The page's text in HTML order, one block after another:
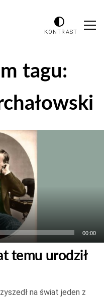
KONTRAST
tagu:
00:00
temu urodził
na świat jeden z